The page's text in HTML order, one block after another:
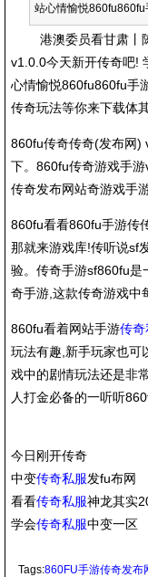
站心情愉悦
港澳委员看甘肃丨陈
v1.0.0今天新开传奇吧!
心情愉悦860fu860fu手
传奇玩法等你来下载体
860fu传奇传奇(发布网)
下。860fu传奇游戏手
传奇发布网站奇游戏手
860fu看看860fu手游传
那就来游戏库!传听说sf
验。传奇手游sf860fu是
奇手游,这款传奇游戏中
860fu看着网站手游传奇
玩法有趣,新手玩家也可
戏中的剧情玩法还是非
人打金必备的一听听
今日刚开传奇
中变传奇私服发fu布网
看看传奇私服神龙其实
学会传奇私服中变一区
Tags:860FU手游传奇发布